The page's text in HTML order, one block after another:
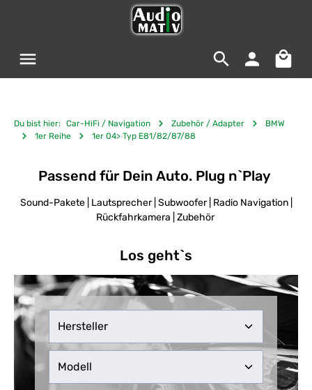
Du bist hier: Car-HiFi / Navigation Zubehör / Adapter
BMW
1er Reihe
1er 04> Typ E81/82/87/88
Passend für Dein Auto. Plug n`Play
Sound-Pakete | Lautsprecher | Subwoofer | Radio Navigation |
Rückfahrkamera | Zubehör
Los geht`s